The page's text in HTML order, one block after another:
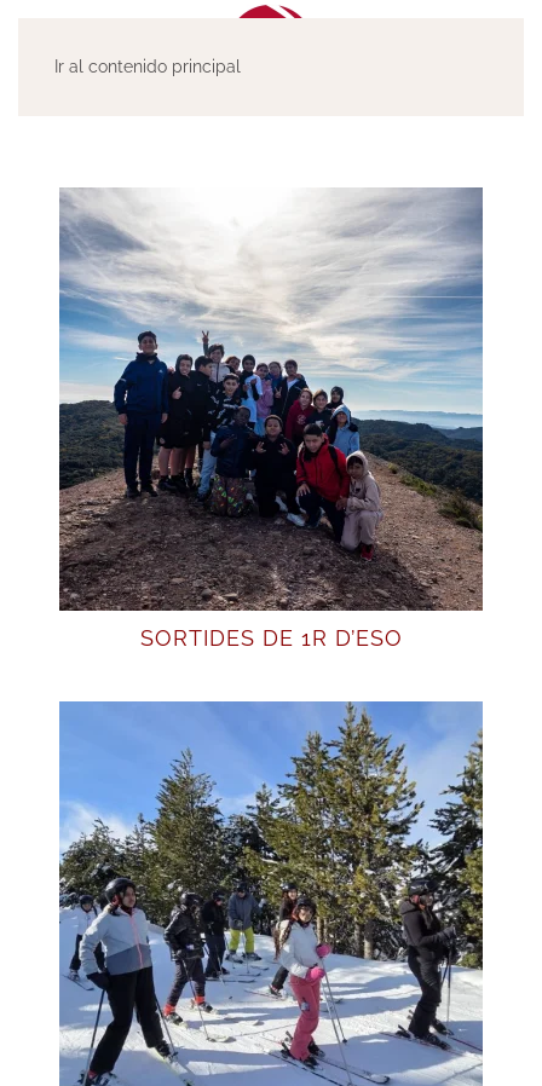
Ir al contenido principal
SORTIDES DE 1R D’ESO